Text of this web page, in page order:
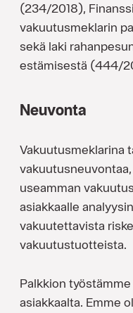
(234/2018),
vakuutusmeklarin
sekä laki
estämisestä (444/
Neuvonta
Vakuutusmeklarina
useamman
asiakkaalle
vakuutettavista
vakuutustuotteista.
Palkkion
asiakkaalta. Emme